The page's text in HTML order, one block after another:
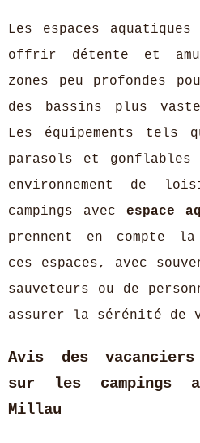
Les espaces
offrir détente et
zones peu profondes
des bassins plus
Les équipements tels
parasols et gonflables
environnement de
campings avecespace
prennent en compte
ces espaces, avec
sauveteurs ou de
assurer la sérénité de
Avis des
sur les campings
Millau